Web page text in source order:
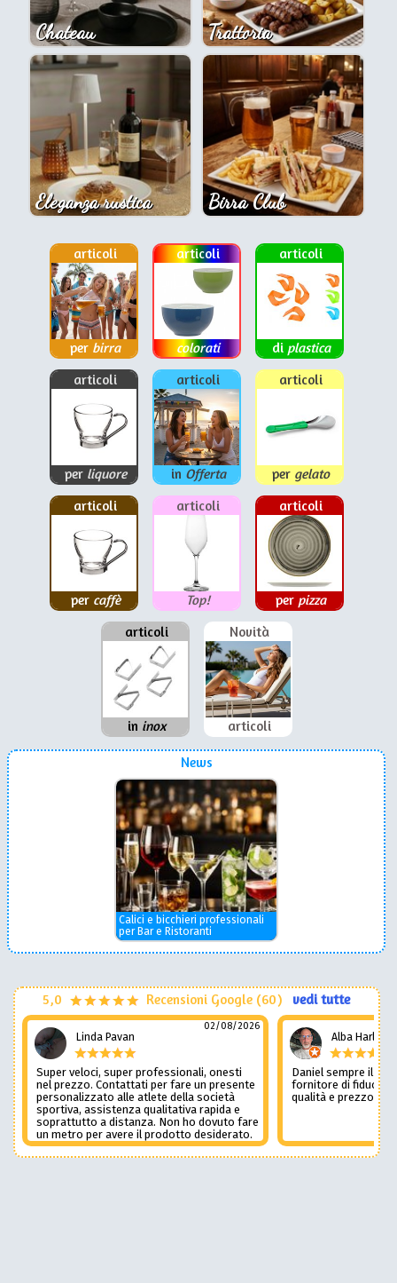
Chateau Trattoria
Eleganza rustica Birra Club
articoli
per birra
articoli
colorati
articoli
di plastica
articoli
per liquore
articoli
in Offerta
articoli
per gelato
articoli
per caffè
articoli
Top!
articoli
per pizza
articoli
in inox
Novità
articoli
News
Calici e bicchieri professionali
per Bar e Ristoranti
5,0 Recensioni Google (60) vedi tutte
Linda Pavan
02/08/2026
Super veloci, super professionali, onesti
nel prezzo. Contattati per fare un presente
personalizzato alle atlete della società
sportiva, assistenza qualitativa rapida e
soprattutto a distanza. Non ho dovuto fare
un metro per avere il prodotto desiderato.
Una assistenza del genere è rara e
preziosa. Credo li contatterò ancora in
Alba Harley
Daniel sempre il
fornitore di fiducia
qualità e prezzo